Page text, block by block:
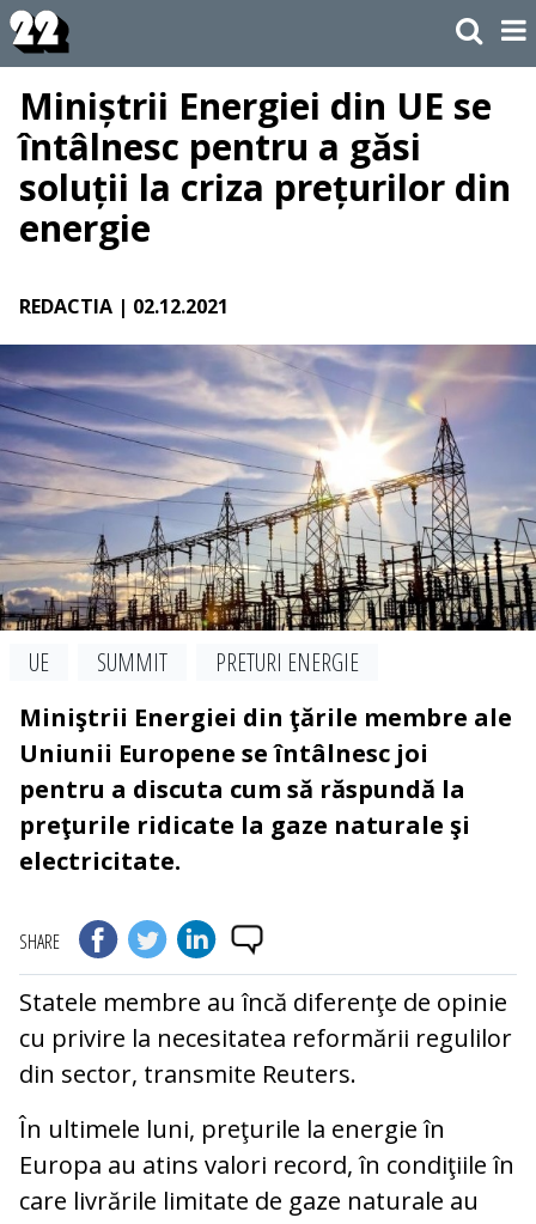
Miniștrii Energiei din UE se
întâlnesc pentru a găsi
soluții la criza prețurilor din
energie
REDACTIA | 02.12.2021
UE SUMMIT
PRETURI ENERGIE
Miniştrii Energiei din ţările membre ale
Uniunii Europene se întâlnesc joi
pentru a discuta cum să răspundă la
preţurile ridicate la gaze naturale şi
electricitate.
SHARE
Statele membre au încă diferenţe de opinie
cu privire la necesitatea reformării regulilor
din sector, transmite Reuters.
În ultimele luni, preţurile la energie în
Europa au atins valori record, în condiţiile în
care livrările limitate de gaze naturale au